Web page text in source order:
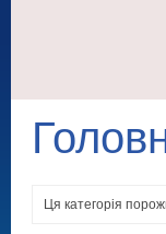
Ця категорія